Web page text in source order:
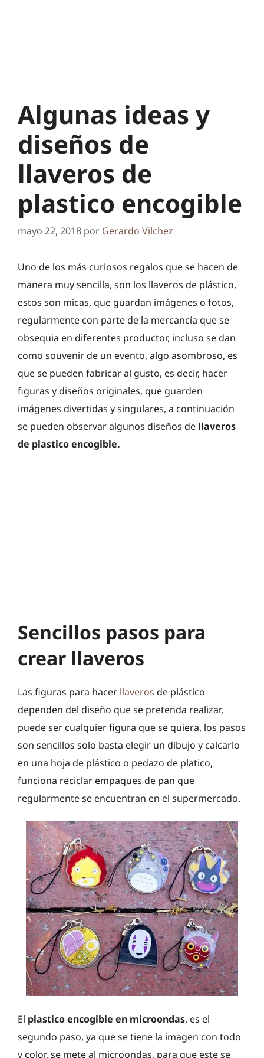
Algunas ideas y
diseños de
llaveros de
plastico encogible
mayo 22, 2018 por Gerardo Vilchez
Uno de los más curiosos regalos que se hacen de
manera muy sencilla, son los llaveros de plástico,
estos son micas, que guardan imágenes o fotos,
regularmente con parte de la mercancía que se
obsequia en diferentes productor, incluso se dan
como souvenir de un evento, algo asombroso, es
que se pueden fabricar al gusto, es decir, hacer
figuras y diseños originales, que guarden
imágenes divertidas y singulares, a continuación
se pueden observar algunos diseños de llaveros
de plastico encogible.
Sencillos pasos para
crear llaveros
Las figuras para hacer llaveros de plástico
dependen del diseño que se pretenda realizar,
puede ser cualquier figura que se quiera, los pasos
son sencillos solo basta elegir un dibujo y calcarlo
en una hoja de plástico o pedazo de platico,
funciona reciclar empaques de pan que
regularmente se encuentran en el supermercado.
El plastico encogible en microondas, es el
segundo paso, ya que se tiene la imagen con todo
y color, se mete al microondas, para que este se